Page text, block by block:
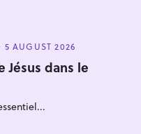
5 AUGUST 2026
Jésus dans le